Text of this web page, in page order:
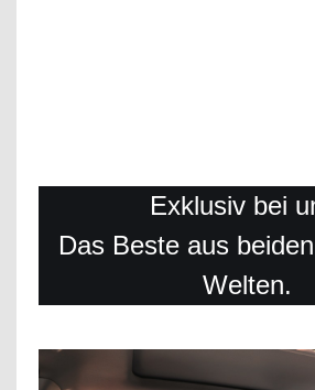
Exklusiv bei
Das Beste aus
Welten.